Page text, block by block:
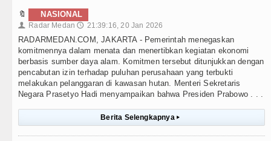
🔖 NASIONAL
👤 Radar Medan 🕔 21:39:16, 20 Jan 2026
RADARMEDAN.COM, JAKARTA - Pemerintah menegaskan
komitmennya dalam menata dan menertibkan kegiatan ekonomi
berbasis sumber daya alam. Komitmen tersebut ditunjukkan dengan
pencabutan izin terhadap puluhan perusahaan yang terbukti
melakukan pelanggaran di kawasan hutan. Menteri Sekretaris
Negara Prasetyo Hadi menyampaikan bahwa Presiden Prabowo . . .
Berita Selengkapnya ▸